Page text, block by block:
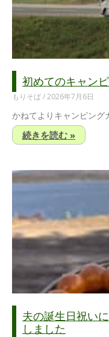
初めてのキャン
もりそば 2026年7月6日
かねてよりキャンピング
続きを読む »
夫の誕生日祝い
しました